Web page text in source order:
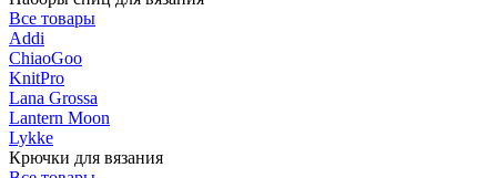
Все товары
Addi
ChiaoGoo
KnitPro
Lana Grossa
Lantern Moon
Lykke
Крючки для вязания